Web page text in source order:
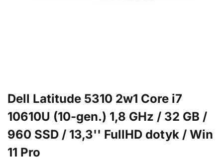
Dell Latitude 5310 2w1 Core i7
10610U (10-gen.) 1,8 GHz / 32 GB /
960 SSD / 13,3'' FullHD dotyk / Win
11 Pro